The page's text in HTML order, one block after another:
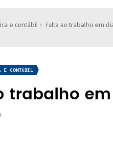
e contábil Falta ao trabalho em
E CONTÁBIL
trabalho